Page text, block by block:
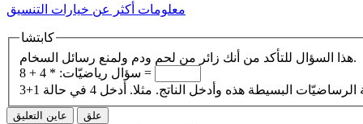
معلومات أكثر عن خيارات التنسيق
كابتشا
هذا السؤال للتأكد من أنك زائر من لحم ودم ولمنع رسائل السخام.
سؤال رياضيّات: * 4 + 8 =